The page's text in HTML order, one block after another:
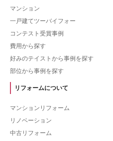
マンション
一戸建てツーバイフォー
コンテスト受賞事例
費用から探す
好みのテイストから事例を探す
部位から事例を探す
リフォームについて
マンションリフォーム
リノベーション
中古リフォーム